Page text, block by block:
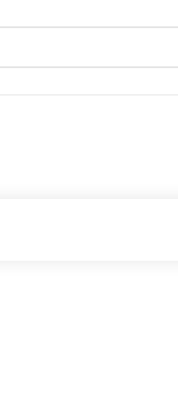
: 04132900562 ⚡